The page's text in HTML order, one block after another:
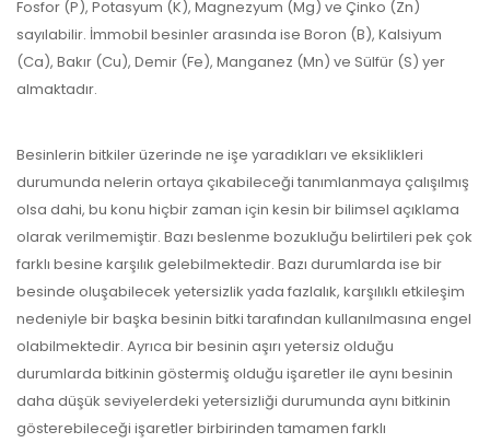
Fosfor (P), Potasyum (K), Magnezyum (Mg) ve Çinko (Zn)
sayılabilir. İmmobil besinler arasında ise Boron (B), Kalsiyum
(Ca), Bakır (Cu), Demir (Fe), Manganez (Mn) ve Sülfür (S) yer
almaktadır.
Besinlerin bitkiler üzerinde ne işe yaradıkları ve eksiklikleri
durumunda nelerin ortaya çıkabileceği tanımlanmaya çalışılmış
olsa dahi, bu konu hiçbir zaman için kesin bir bilimsel açıklama
olarak verilmemiştir. Bazı beslenme bozukluğu belirtileri pek çok
farklı besine karşılık gelebilmektedir. Bazı durumlarda ise bir
besinde oluşabilecek yetersizlik yada fazlalık, karşılıklı etkileşim
nedeniyle bir başka besinin bitki tarafından kullanılmasına engel
olabilmektedir. Ayrıca bir besinin aşırı yetersiz olduğu
durumlarda bitkinin göstermiş olduğu işaretler ile aynı besinin
daha düşük seviyelerdeki yetersizliği durumunda aynı bitkinin
gösterebileceği işaretler birbirinden tamamen farklı